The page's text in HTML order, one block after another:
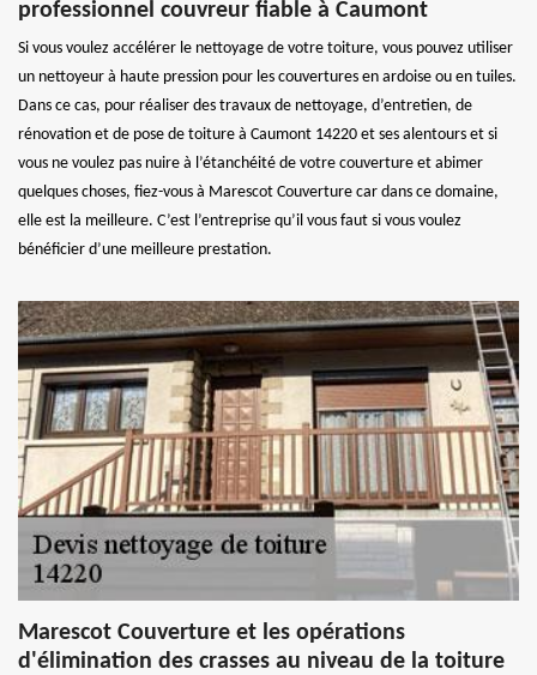
professionnel couvreur fiable à Caumont
Si vous voulez accélérer le nettoyage de votre toiture, vous pouvez utiliser
un nettoyeur à haute pression pour les couvertures en ardoise ou en tuiles.
Dans ce cas, pour réaliser des travaux de nettoyage, d’entretien, de
rénovation et de pose de toiture à Caumont 14220 et ses alentours et si
vous ne voulez pas nuire à l’étanchéité de votre couverture et abimer
quelques choses, fiez-vous à Marescot Couverture car dans ce domaine,
elle est la meilleure. C’est l’entreprise qu’il vous faut si vous voulez
bénéficier d’une meilleure prestation.
Marescot Couverture et les opérations
d'élimination des crasses au niveau de la toiture